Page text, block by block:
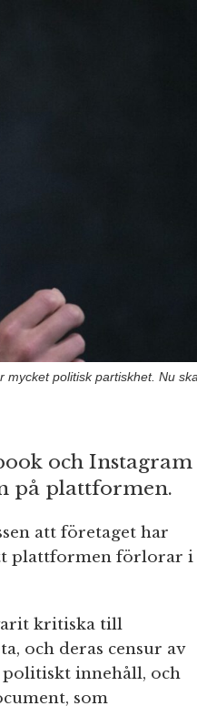
politisk partiskhet. Nu
och Instagram
på plattformen.
att företaget har
plattformen förlorar i
kritiska till
och deras censur av
innehåll, och
som